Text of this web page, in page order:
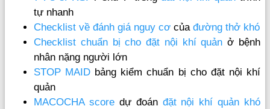
tự nhanh
Checklist về đánh giá nguy cơ của đường thở khó
Checklist chuẩn bị cho đặt nội khí quản ở bệnh
nhân nặng người lớn
STOP MAID bảng kiểm chuẩn bị cho đặt nội khí
quản
MACOCHA scoredự đoán đặt nội khí quản khó